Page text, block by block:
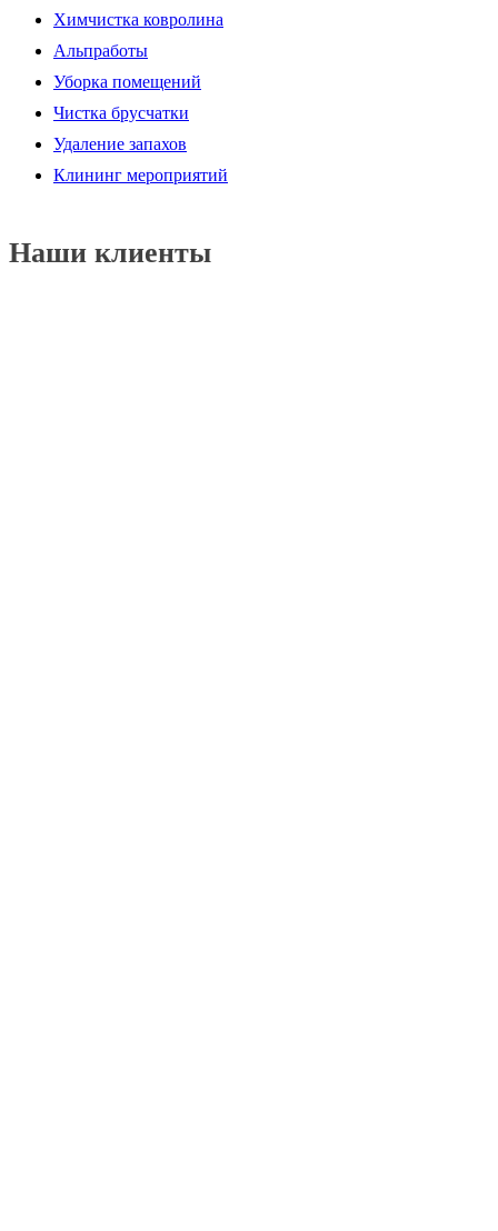
Химчистка ковролина
Альпработы
Уборка помещений
Чистка брусчатки
Удаление запахов
Клининг мероприятий
Наши клиенты